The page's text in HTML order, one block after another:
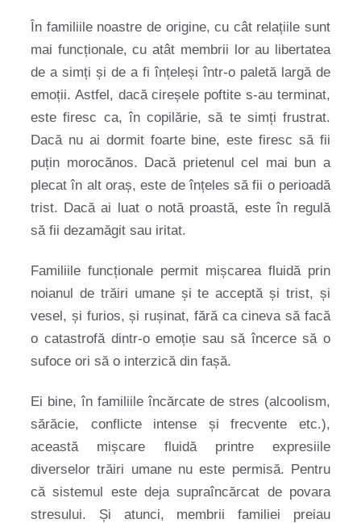
În familiile noastre de origine, cu cât relațiile sunt
mai funcționale, cu atât membrii lor au libertatea
de a simți și de a fi înțeleși într-o paletă largă de
emoții. Astfel, dacă cireșele poftite s-au terminat,
este firesc ca, în copilărie, să te simți frustrat.
Dacă nu ai dormit foarte bine, este firesc să fii
puțin morocănos. Dacă prietenul cel mai bun a
plecat în alt oraș, este de înțeles să fii o perioadă
trist. Dacă ai luat o notă proastă, este în regulă
să fii dezamăgit sau iritat.
Familiile funcționale permit mișcarea fluidă prin
noianul de trăiri umane și te acceptă și trist, și
vesel, și furios, și rușinat, fără ca cineva să facă
o catastrofă dintr-o emoție sau să încerce să o
sufoce ori să o interzică din fașă.
Ei bine, în familiile încărcate de stres (alcoolism,
sărăcie, conflicte intense și frecvente etc.),
această mișcare fluidă printre expresiile
diverselor trăiri umane nu este permisă. Pentru
că sistemul este deja supraîncărcat de povara
stresului. Și atunci, membrii familiei preiau